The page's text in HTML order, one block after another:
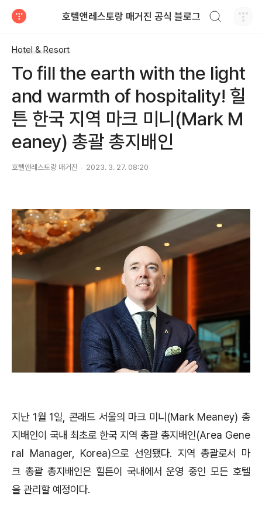
호텔앤레스토랑 매거진 공식 블로그
Hotel & Resort
To fill the earth with the light
and warmth of hospitality! 힐
튼 한국 지역 마크 미니(Mark M
eaney) 총괄 총지배인
호텔앤레스토랑 매거진 2023. 3. 27. 08:20
지난 1월 1일, 콘래드 서울의 마크 미니(Mark Meaney) 총
지배인이 국내 최초로 한국 지역 총괄 총지배인(Area Gene
ral Manager, Korea)으로 선임됐다. 지역 총괄로서 마
크 총괄 총지배인은 힐튼이 국내에서 운영 중인 모든 호텔
을 관리할 예정이다.